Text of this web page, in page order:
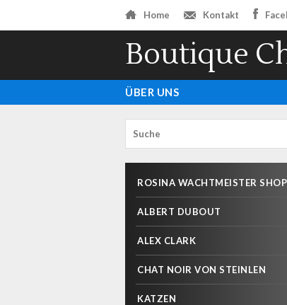
Home Kontakt
Boutique
ÜBER UNS
ROSINA WACHTMEISTER SHOP
ALBERT DUBOUT
ALEX CLARK
CHAT NOIR VON STEINLEN
KATZEN